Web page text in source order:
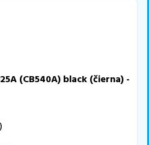
(CB540A) black (čierna) -